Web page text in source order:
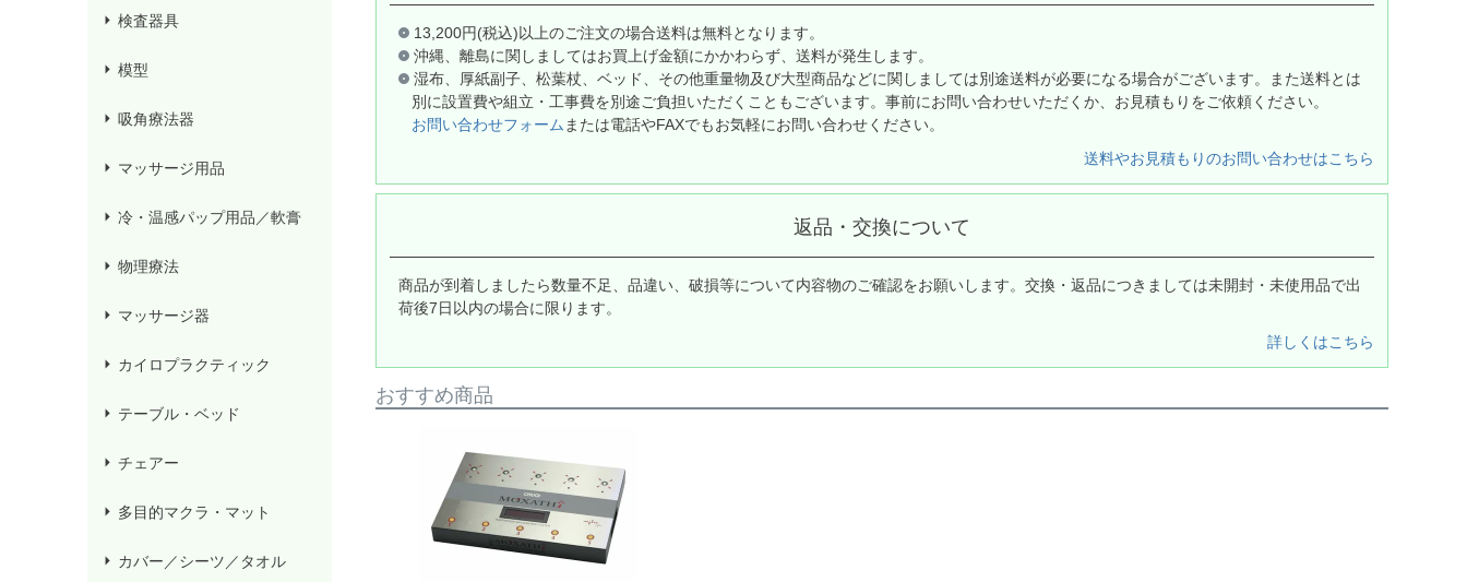
検査器具
模型
吸角療法器
マッサージ用品
冷・温感パップ用品／軟膏
物理療法
マッサージ器
カイロプラクティック
テーブル・ベッド
チェアー
多目的マクラ・マット
カバー／シーツ／タオル
13,200円(税込)以上のご注文の場合送料は無料となります。
沖縄、離島に関しましてはお買上げ金額にかかわらず、送料が発生します。
湿布、厚紙副子、松葉杖、ベッド、その他重量物及び大型商品などに関しましては別途送料が必要になる場合がございます。また送料とは
別に設置費や組立・工事費を別途ご負担いただくこともございます。事前にお問い合わせいただくか、お見積もりをご依頼ください。
お問い合わせフォーム または電話やFAXでもお気軽にお問い合わせください。
送料やお見積もりのお問い合わせはこちら
返品・交換について
商品が到着しましたら数量不足、品違い、破損等について内容物のご確認をお願いします。交換・返品につきましては未開封・未使用品で出
荷後7日以内の場合に限ります。
詳しくはこちら
おすすめ商品